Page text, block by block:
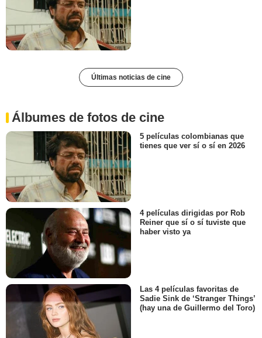
Últimas noticias de cine
Álbumes de fotos de cine
5 películas colombianas que
tienes que ver sí o sí en 2026
4 películas dirigidas por Rob
Reiner que sí o sí tuviste que
haber visto ya
Las 4 películas favoritas de
Sadie Sink de ‘Stranger Things’
(hay una de Guillermo del Toro)